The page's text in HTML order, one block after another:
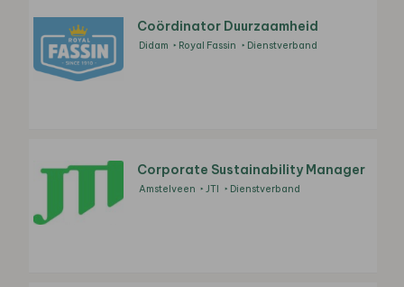
Coördinator Duurzaamheid
Didam Royal Fassin Dienstverband
Corporate Sustainability Manager
Amstelveen JTI Dienstverband